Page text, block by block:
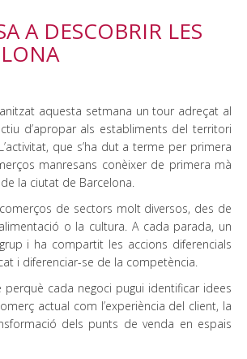
A DESCOBRIR LES
aquesta setmana un tour adreçat al
d’apropar als establiments del territori
que s’ha dut a terme per primera
manresans conèixer de primera mà
la ciutat de Barcelona.
de sectors molt diversos, des de
o la cultura. A cada parada, un
i ha compartit les accions diferencials
i diferenciar-se de la competència.
cada negoci pugui identificar idees
actual com l’experiència del client, la
dels punts de venda en espais